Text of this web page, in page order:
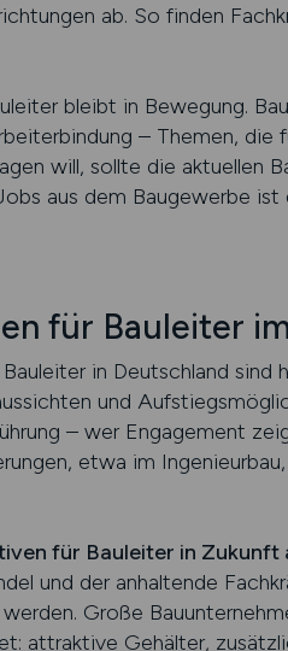
ab. So finden
bleibt in Bewegung.
– Themen, die
will, sollte die aktuellen
aus dem Baugewerbe
für Bauleiter
in Deutschland
und
– wer Engagement
etwa im
für Bauleiter in Zukunft
und der anhaltende
Große
attraktive Gehälter,